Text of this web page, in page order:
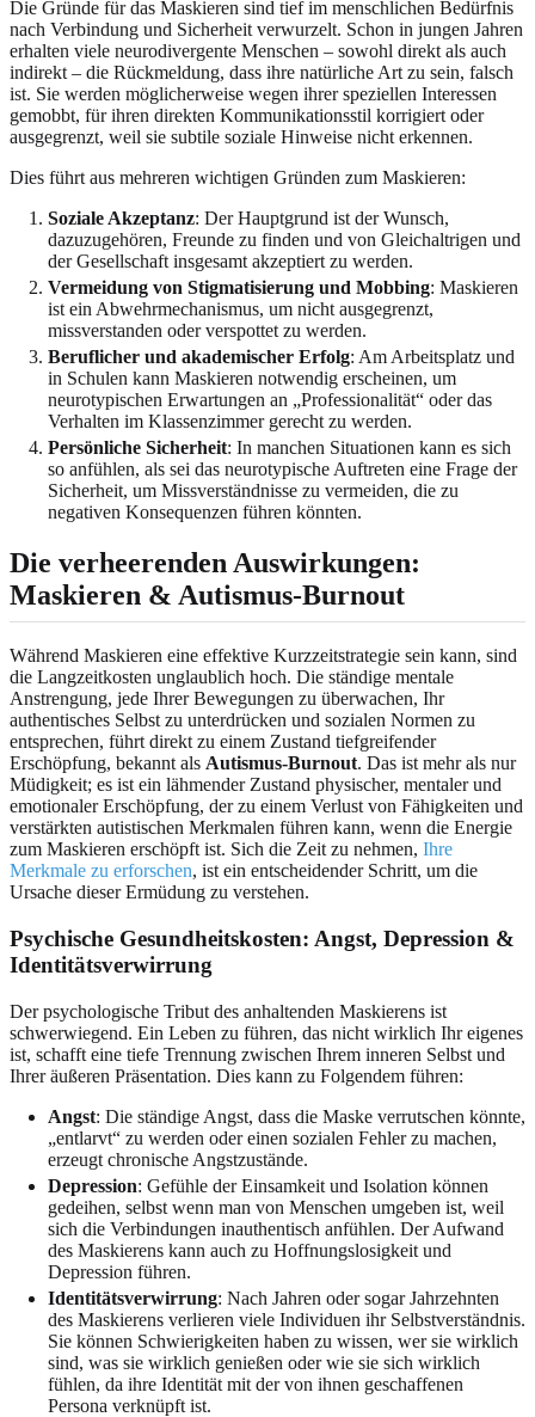
Die Gründe für das Maskieren sind tief im menschlichen Bedürfnis
nach Verbindung und Sicherheit verwurzelt. Schon in jungen Jahren
erhalten viele neurodivergente Menschen – sowohl direkt als auch
indirekt – die Rückmeldung, dass ihre natürliche Art zu sein, falsch
ist. Sie werden möglicherweise wegen ihrer speziellen Interessen
gemobbt, für ihren direkten Kommunikationsstil korrigiert oder
ausgegrenzt, weil sie subtile soziale Hinweise nicht erkennen.
Dies führt aus mehreren wichtigen Gründen zum Maskieren:
Soziale Akzeptanz: Der Hauptgrund ist der Wunsch,
dazuzugehören, Freunde zu finden und von Gleichaltrigen und
der Gesellschaft insgesamt akzeptiert zu werden.
Vermeidung von Stigmatisierung und Mobbing: Maskieren
ist ein Abwehrmechanismus, um nicht ausgegrenzt,
missverstanden oder verspottet zu werden.
Beruflicher und akademischer Erfolg: Am Arbeitsplatz und
in Schulen kann Maskieren notwendig erscheinen, um
neurotypischen Erwartungen an „Professionalität“ oder das
Verhalten im Klassenzimmer gerecht zu werden.
Persönliche Sicherheit: In manchen Situationen kann es sich
so anfühlen, als sei das neurotypische Auftreten eine Frage der
Sicherheit, um Missverständnisse zu vermeiden, die zu
negativen Konsequenzen führen könnten.
Die verheerenden Auswirkungen:
Maskieren & Autismus-Burnout
Während Maskieren eine effektive Kurzzeitstrategie sein kann, sind
die Langzeitkosten unglaublich hoch. Die ständige mentale
Anstrengung, jede Ihrer Bewegungen zu überwachen, Ihr
authentisches Selbst zu unterdrücken und sozialen Normen zu
entsprechen, führt direkt zu einem Zustand tiefgreifender
Erschöpfung, bekannt als Autismus-Burnout. Das ist mehr als nur
Müdigkeit; es ist ein lähmender Zustand physischer, mentaler und
emotionaler Erschöpfung, der zu einem Verlust von Fähigkeiten und
verstärkten autistischen Merkmalen führen kann, wenn die Energie
zum Maskieren erschöpft ist. Sich die Zeit zu nehmen, Ihre
Merkmale zu erforschen, ist ein entscheidender Schritt, um die
Ursache dieser Ermüdung zu verstehen.
Psychische Gesundheitskosten: Angst, Depression &
Identitätsverwirrung
Der psychologische Tribut des anhaltenden Maskierens ist
schwerwiegend. Ein Leben zu führen, das nicht wirklich Ihr eigenes
ist, schafft eine tiefe Trennung zwischen Ihrem inneren Selbst und
Ihrer äußeren Präsentation. Dies kann zu Folgendem führen:
Angst: Die ständige Angst, dass die Maske verrutschen könnte,
„entlarvt“ zu werden oder einen sozialen Fehler zu machen,
erzeugt chronische Angstzustände.
Depression: Gefühle der Einsamkeit und Isolation können
gedeihen, selbst wenn man von Menschen umgeben ist, weil
sich die Verbindungen inauthentisch anfühlen. Der Aufwand
des Maskierens kann auch zu Hoffnungslosigkeit und
Depression führen.
Identitätsverwirrung: Nach Jahren oder sogar Jahrzehnten
des Maskierens verlieren viele Individuen ihr Selbstverständnis.
Sie können Schwierigkeiten haben zu wissen, wer sie wirklich
sind, was sie wirklich genießen oder wie sie sich wirklich
fühlen, da ihre Identität mit der von ihnen geschaffenen
Persona verknüpft ist.